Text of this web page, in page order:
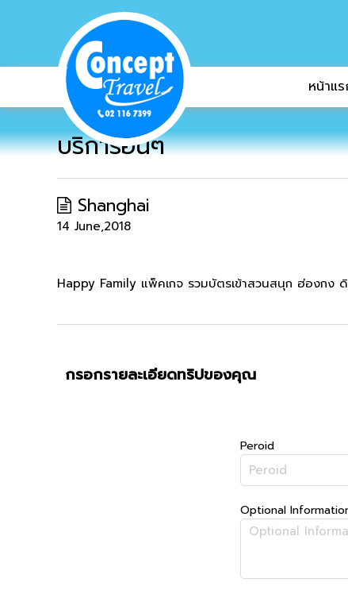
หน้าแ
บริการอื่นๆ
Shanghai
14 June,2018
Happy Family แพ็คเกจ รวมบัตรเข้าสวนสนุก ฮ่องกง
กรอกรายละเอียดทริปของคุณ
Peroid
Optional